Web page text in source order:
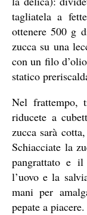
tagliatela a
ottenere 500 g
zucca su una
con un filo
statico
Nel frattempo,
riducete a
zucca sarà
Schiacciate la
pangrattato e il
l’uovo e la
mani per
pepate a piacere.